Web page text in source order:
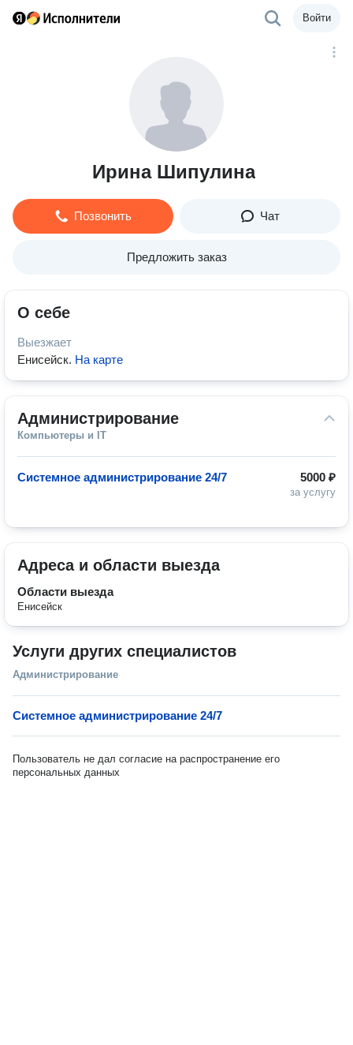
Войти
Ирина Шипулина
Позвонить Чат
Предложить заказ
О себе
Выезжает
Енисейск. На карте
Администрирование
Компьютеры и IT
5000 ₽
за услугу
Системное администрирование 24/7
Адреса и области выезда
Области выезда
Енисейск
Услуги других специалистов
Администрирование
Системное администрирование 24/7
Пользователь не дал согласие на распространение его
персональных данных